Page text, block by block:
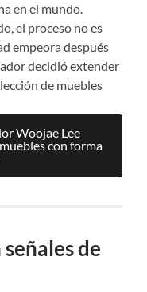
en el mundo.
el proceso no es
empeora después
decidió extender
de muebles
Woojae Lee
con forma
de